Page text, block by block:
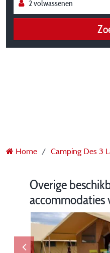
Home Camping Des 3
Overige
accommodaties